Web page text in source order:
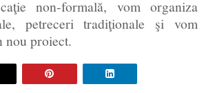
non-formală, vom organiza
petreceri tradiţionale şi vom
nou proiect.